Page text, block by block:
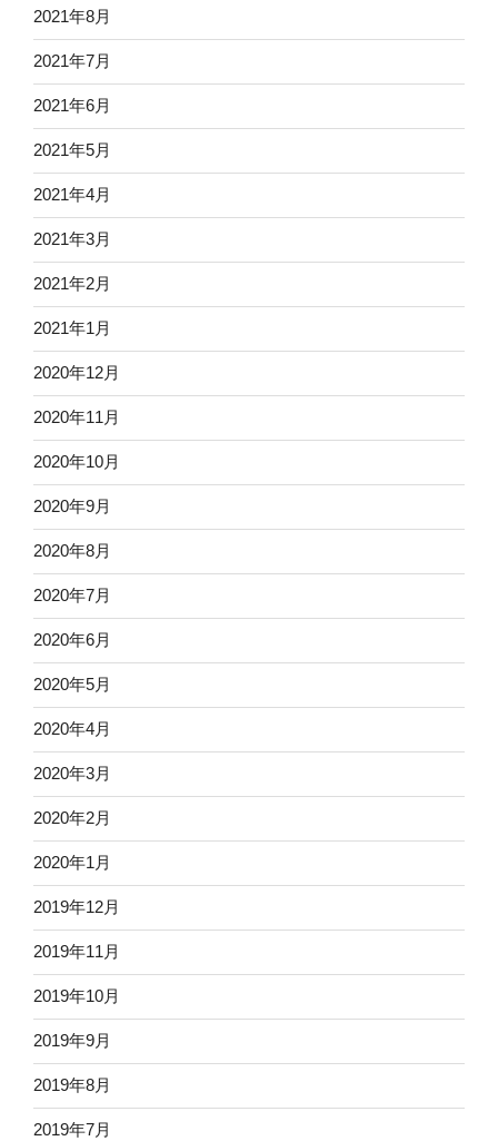
2021年8月
2021年7月
2021年6月
2021年5月
2021年4月
2021年3月
2021年2月
2021年1月
2020年12月
2020年11月
2020年10月
2020年9月
2020年8月
2020年7月
2020年6月
2020年5月
2020年4月
2020年3月
2020年2月
2020年1月
2019年12月
2019年11月
2019年10月
2019年9月
2019年8月
2019年7月